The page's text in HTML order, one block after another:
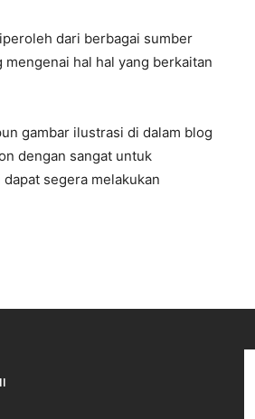
dari berbagai sumber
hal hal yang berkaitan
gambar ilustrasi di dalam blog
dengan sangat untuk
dapat segera melakukan